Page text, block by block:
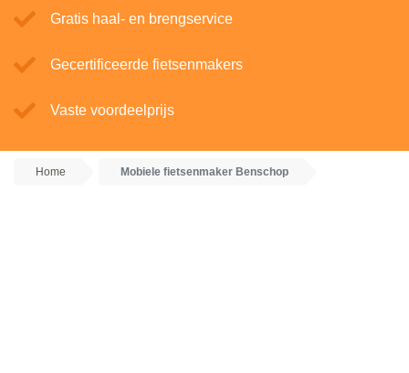
Gratis haal- en brengservice
Gecertificeerde fietsenmakers
Vaste voordeelprijs
Home Mobiele fietsenmaker Benschop